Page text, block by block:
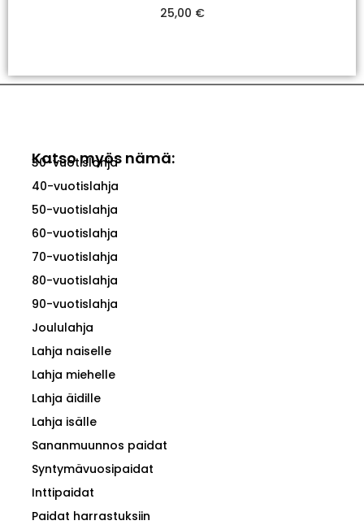
25,00 €
Katso myös nämä:
30-vuotislahja
40-vuotislahja
50-vuotislahja
60-vuotislahja
70-vuotislahja
80-vuotislahja
90-vuotislahja
Joululahja
Lahja naiselle
Lahja miehelle
Lahja äidille
Lahja isälle
Sananmuunnos paidat
Syntymävuosipaidat
Inttipaidat
Paidat harrastuksiin